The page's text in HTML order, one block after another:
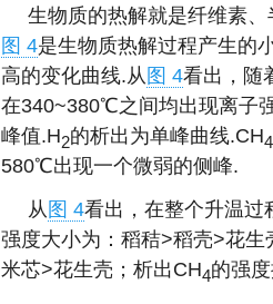
生物质的热解就是纤维素
图 4是生物质热解过程产生的
高的变化曲线.从图 4看出，随
在340~380℃之间均出现离子
峰值.H2的析出为单峰曲线.CH4
580℃出现一个微弱的侧峰.
从图 4看出，在整个升温过
强度大小为：稻秸>稻壳>花生
米芯>花生壳；析出CH4的强